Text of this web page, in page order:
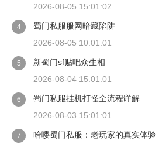
2026-08-05 15:01:02
4
蜀门私服服网暗藏陷阱
2026-08-05 10:01:01
5
新蜀门sf贴吧众生相
2026-08-04 15:01:01
6
蜀门私服挂机打怪全流程详解
2026-08-03 15:01:01
7
哈喽蜀门私服：老玩家的真实体验